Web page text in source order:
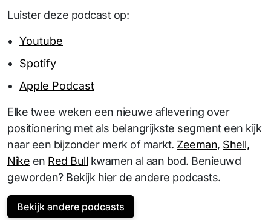
Luister deze podcast op:
Youtube
Spotify
Apple Podcast
Elke twee weken een nieuwe aflevering over
positionering met als belangrijkste segment een kijk
naar een bijzonder merk of markt. Zeeman, Shell,
Nike en Red Bull kwamen al aan bod. Benieuwd
geworden? Bekijk hier de andere podcasts.
Bekijk andere podcasts